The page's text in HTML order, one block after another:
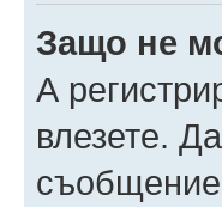
Защо не
А
влезете.